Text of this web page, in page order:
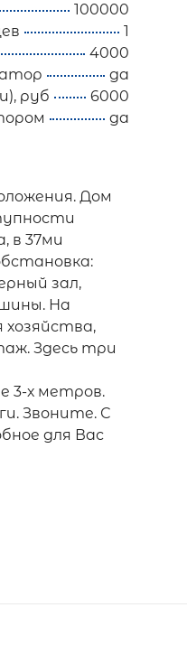
100000
1
4000
да
руб
6000
да
Дом
в 37ми
зал,
На
хозяйства,
Здесь три
3-х метров.
Звоните. С
для Вас